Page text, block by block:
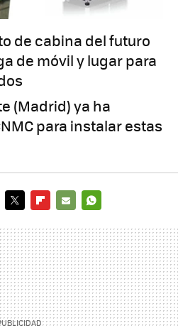
de cabina del futuro
de móvil y lugar para
(Madrid) ya ha
para instalar estas
MAIL